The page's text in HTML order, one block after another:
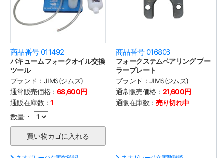
商品番号 011492
バキューム フォークオイル交換
ツール
ブランド： JIMS(ジムズ)
通常販売価格： 68,600円
通販在庫数：1
数量：
商品番号 016806
フォークステムベアリング プー
ラープレート
ブランド： JIMS(ジムズ)
通常販売価格： 21,600円
通販在庫数：売り切れ中